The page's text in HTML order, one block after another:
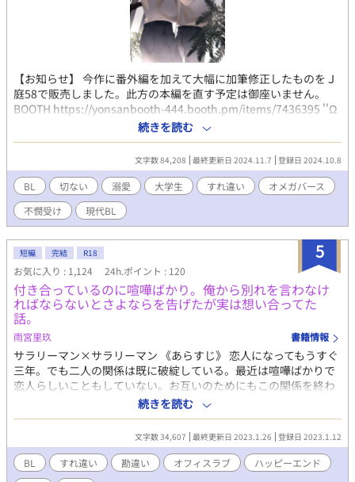
【お知らせ】 今作に番外編を加えて大幅に加筆修正したものをＪ
庭58で販売しました。此方の本編を直す予定は御座いません。
BOOTH https://yonsanbooth-444.booth.pm/items/7436395 ''Ω
のまま死ぬくらいなら自由に生きようと思った'' 僕の人生が変わ
ったのは高校生の時。 たまたまαと密室で二人きりになり、自分
の予期せぬ発情に当てられた相手がうなじを噛んだのが事の始ま
りだった。相手はクラスメイトで特に話した事もない顔の整った
寡黙な青年だった。 時は流れて大学生になったが、僕達は相も変
わらず一緒にいた。番になった際に特に解消する理由がなかった
為放置していたが、ある日自身が病に掛かってしまい事は一変す
る。 死のカウントダウンを知らされ、どうせ死ぬならΩである事
に縛られず自由に生きたいと思うようになり、ようやくこのタイ
ミングで番の解消を提案するが... 運命で結ばれた訳じゃない二人
が、不器用ながらに関係を重ねて少しずつ寄り添っていく溺愛ラ
ブストーリー。 (※) 過激表現のある章に付けています。 *** 攻め
視点 ※当作品がフィクションである事を理解して頂いた上で何で
もOKな方のみ拝読お願いします。 扉絵 YOHJI@yohji_fanart様
(無断転載×)
続きを読む
文字数 84,208 最終更新日 2024.11.7 登録日 2024.10.8
BL 切ない 溺愛 大学生 すれ違い
オメガバース
不憫受け
現代BL
5
短編 完結 R18
お気に入り : 1,124 24h.ポイント : 120
付き合っているのに喧嘩ばかり。俺から別れを言わなけ
ればならないとさよならを告げたが実は想い合ってた
話。
雨宮里玖 書籍情報
サラリーマン×サラリーマン 《あらすじ》 恋人になってもうすぐ
三年。でも二人の関係は既に破綻している。最近は喧嘩ばかりで
恋人らしいこともしていない。お互いのためにもこの関係を終わ
らせなければならないと陸斗は大河に別れを告げる——。 如月大
河（26）営業部。陸斗の恋人。 小林陸斗（26）総務部。大河の恋
人。 春希（26）大河の大学友人。 新井（27）大河と陸斗の同
僚。イケメン。
続きを読む
文字数 34,607 最終更新日 2023.1.26 登録日 2023.1.12
BL すれ違い 勘違い オフィスラブ
ハッピーエンド